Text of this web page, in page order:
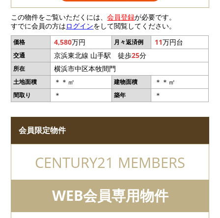
この物件をご覧いただくには、会員登録が必要です。
すでに会員の方はログインをして閲覧してください。
価格 4,580万円 月々返済例 11万円台
交通 京浜東北線 山手駅 徒歩25分
所在 横浜市中区本牧間門
土地面積 ＊＊㎡ 建物面積 ＊＊㎡
間取り ＊ 築年 ＊
会員限定物件
CENTURY21 MEMBERS
WEB会員専用物件